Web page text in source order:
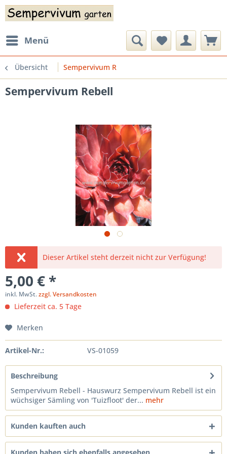
Menü
Übersicht Sempervivum R
Sempervivum Rebell
Dieser Artikel steht derzeit nicht zur Verfügung!
5,00 € *
inkl. MwSt.zzgl. Versandkosten
Lieferzeit ca. 5 Tage
Merken
Artikel-Nr.: VS-01059
Beschreibung
Sempervivum Rebell - Hauswurz Sempervivum Rebell ist ein
wüchsiger Sämling von 'Tuizfloot' der... mehr
Kunden kauften auch